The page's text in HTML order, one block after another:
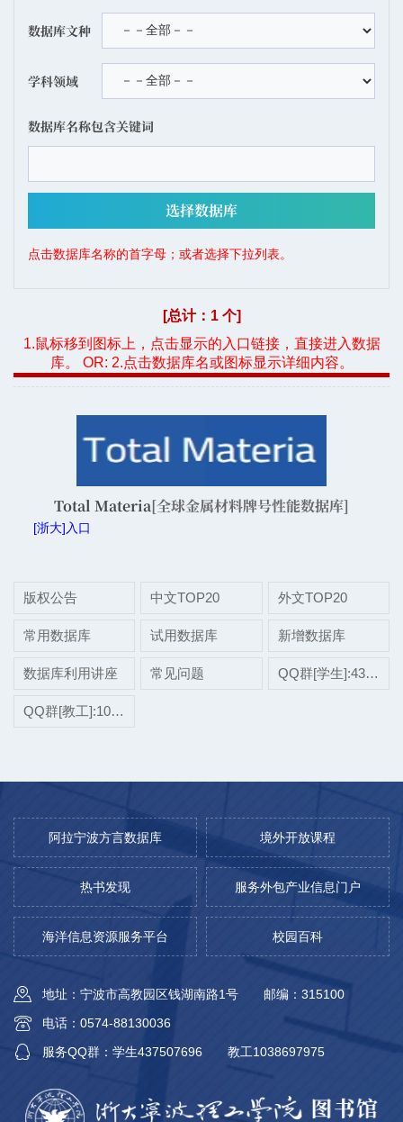
数据库文种
学科领域
数据库名称包含关键词
点击数据库名称的首字母；或者选择下拉列表。
[总计：1 个]
1.鼠标移到图标上，点击显示的入口链接，直接进入数据
库。 OR: 2.点击数据库名或图标显示详细内容。
Total Materia[全球金属材料牌号性能数据库]
[浙大]入口
版权公告 中文TOP20 外文TOP20
常用数据库 试用数据库 新增数据库
数据库利用讲座 常见问题 QQ群[学生]:437507696
QQ群[教工]:1038697975
阿拉宁波方言数据库 境外开放课程
热书发现 服务外包产业信息门户
海洋信息资源服务平台 校园百科
地址：宁波市高教园区钱湖南路1号
邮编：315100
电话：0574-88130036
服务QQ群：学生437507696
教工1038697975